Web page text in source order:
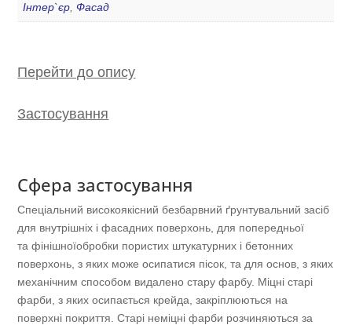
Інтер`єр ,Фасад
Перейти до опису
Застосування
Сфера застосування
Спеціальний високоякісний безбарвний ґрунтувальний засіб
для внутрішніх і фасадних поверхонь, для попередньої
та фінішноїобробки пористих штукатурних і бетонних
поверхонь, з яких може осипатися пісок, та для основ, з яких
механічним способом видалено стару фарбу. Міцні старі
фарби, з яких осипається крейда, закріплюються на
поверхні покриття. Старі неміцні фарби розчиняються за